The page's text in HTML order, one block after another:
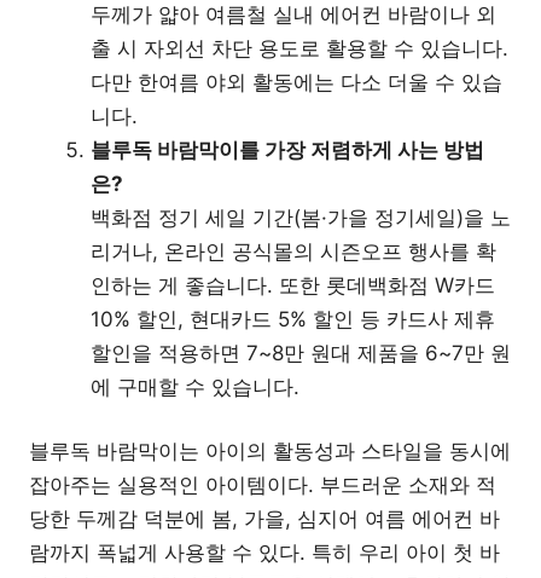
두께가 얇아 여름철 실내 에어컨 바람이나 외
출 시 자외선 차단 용도로 활용할 수 있습니다.
다만 한여름 야외 활동에는 다소 더울 수 있습
니다.
블루독 바람막이를 가장 저렴하게 사는 방법
은?
백화점 정기 세일 기간(봄·가을 정기세일)을 노
리거나, 온라인 공식몰의 시즌오프 행사를 확
인하는 게 좋습니다. 또한 롯데백화점 W카드
10% 할인, 현대카드 5% 할인 등 카드사 제휴
할인을 적용하면 7~8만 원대 제품을 6~7만 원
에 구매할 수 있습니다.
블루독 바람막이는 아이의 활동성과 스타일을 동시에
잡아주는 실용적인 아이템이다. 부드러운 소재와 적
당한 두께감 덕분에 봄, 가을, 심지어 여름 에어컨 바
람까지 폭넓게 사용할 수 있다. 특히 우리 아이 첫 바